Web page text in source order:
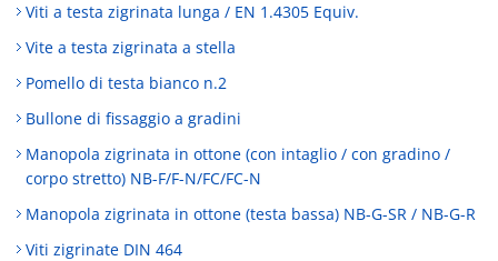
Viti a testa zigrinata lunga / EN 1.4305 Equiv.
Vite a testa zigrinata a stella
Pomello di testa bianco n.2
Bullone di fissaggio a gradini
Manopola zigrinata in ottone (con intaglio / con gradino /
corpo stretto) NB-F/F-N/FC/FC-N
Manopola zigrinata in ottone (testa bassa) NB-G-SR / NB-G-R
Viti zigrinate DIN 464